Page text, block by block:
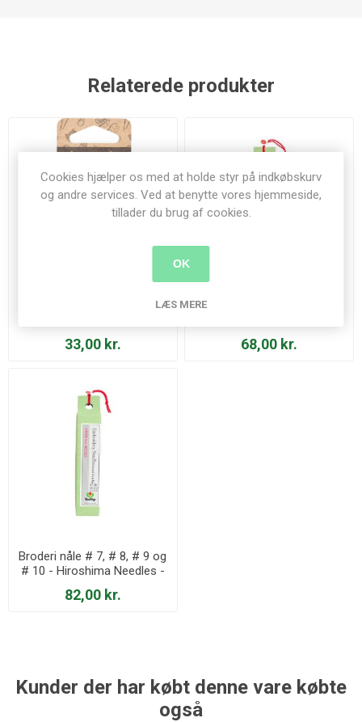
Relaterede produkter
Broderinåle - Hemline Gold
33,00 kr.
Broderi nåle # 3, # 4, # 5 og
THN-023e
68,00 kr.
Broderi nåle # 7, # 8, # 9 og
# 10 - Hiroshima Needles -
THN-024e
82,00 kr.
Kunder der har købt denne vare købte
også
Cookies hjælper os med at holde styr på indkøbskurv
og andre services. Ved at benytte vores hjemmeside,
tillader du brug af cookies.
OK
LÆS MERE